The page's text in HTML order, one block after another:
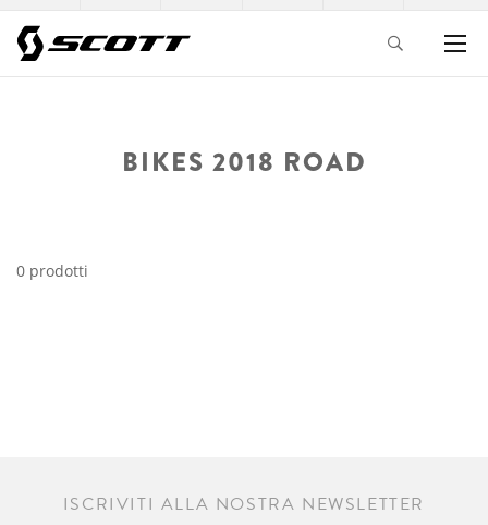
BIKES 2018 ROAD
0 prodotti
ISCRIVITI ALLA NOSTRA NEWSLETTER